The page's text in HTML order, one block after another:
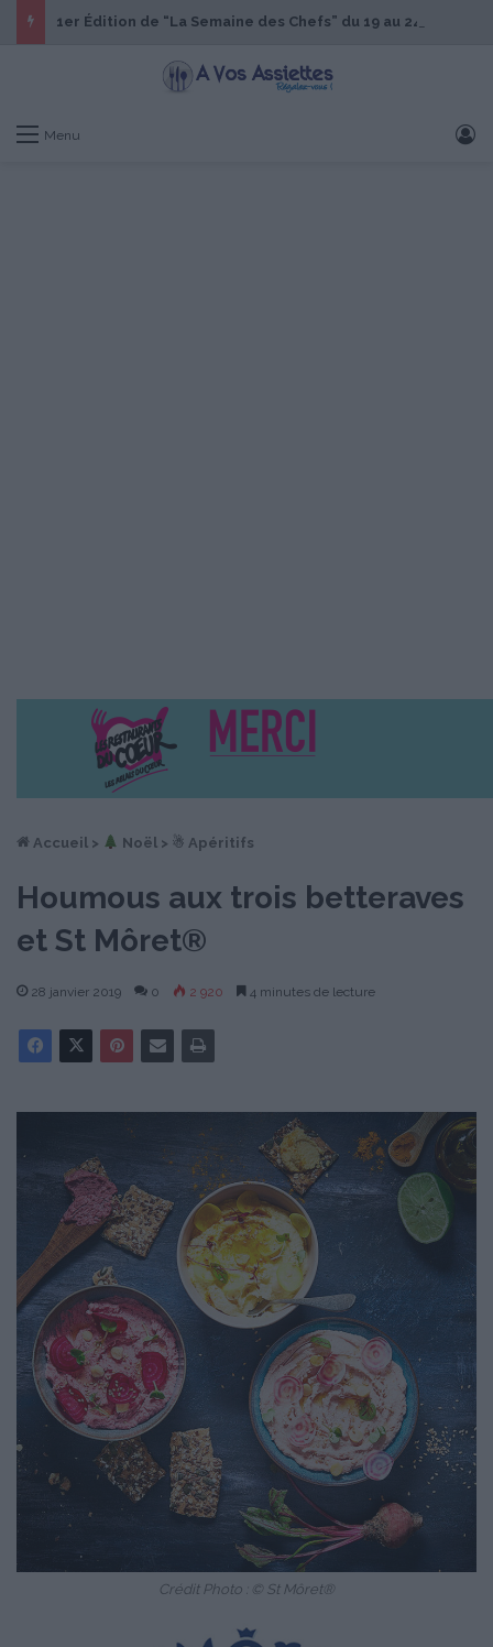
Menu
Accueil > ︎ Noël > ☃ Apéritifs
Houmous aux trois betteraves
et St Môret®
28 janvier 2019 0 2 920 4 minutes de lecture
Crédit Photo : © St Môret®